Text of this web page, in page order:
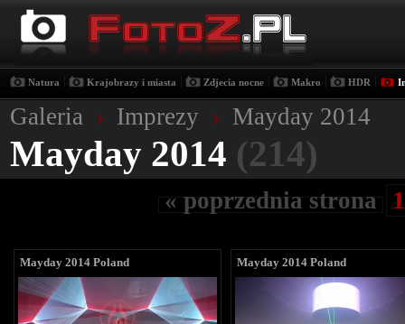
Natura Krajobrazy i miasta Zdjecia nocne Makro HDR
Galeria › Imprezy › Mayday 2014
Mayday 2014 (214)
« poprzednia strona 1
Mayday 2014 Poland Mayday 2014 Poland